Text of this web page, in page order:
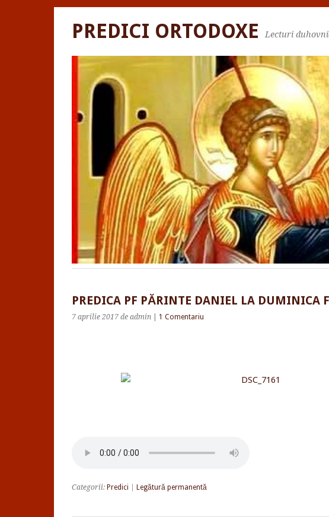
PREDICI ORTODOXE Lecturi
PREDICA PF PĂRINTE DANIEL LA DUMINICA
7 aprilie 2017 de admin 1 Comentariu
Categorii: Predici Legătură permanentă